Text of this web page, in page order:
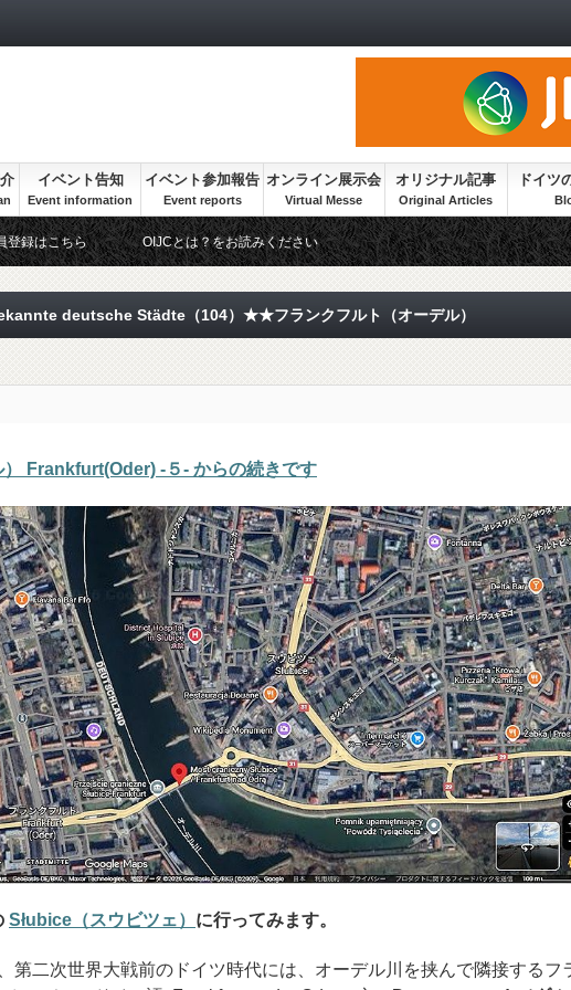
イベント告知 イベント参加報告 オンライン展示会 オリジナル記事 ドイツ
登録はこちら OIJCとは？をお読みください
deutsche Städte（104）★★フランクフルト（オーデル）
Frankfurt(Oder) -５- からの続きです
Słubice（スウビツェ） に行ってみます。
第二次世界大戦前のドイツ時代には、オーデル川を挟んで隣接するフ